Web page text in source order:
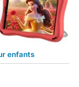
enfants